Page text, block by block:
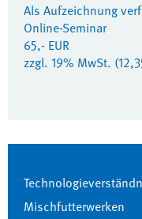
Als Aufzeichnung
Online-Seminar
65,- EUR
zzgl. 19% MwSt.
Mischfutterwerken